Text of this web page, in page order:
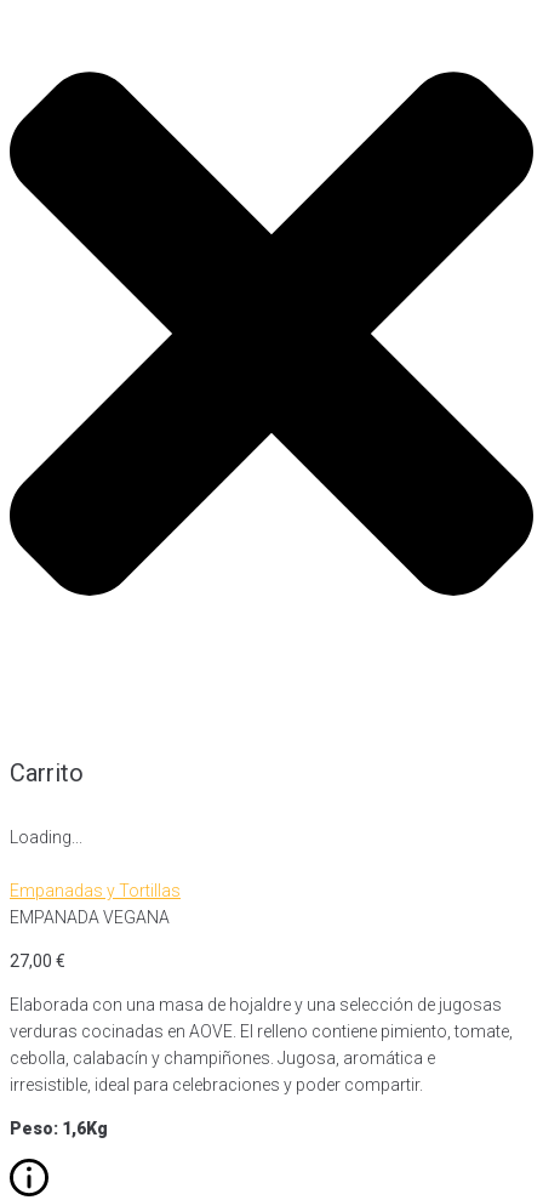
Carrito
Loading...
Empanadas y Tortillas
EMPANADA VEGANA
27,00 €
Elaborada con una masa de hojaldre y una selección de jugosas
verduras cocinadas en AOVE. El relleno contiene pimiento, tomate,
cebolla, calabacín y champiñones. Jugosa, aromática e
irresistible, ideal para celebraciones y poder compartir.
Peso: 1,6Kg